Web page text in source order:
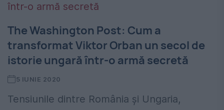
The Washington Post: Cum a
transformat Viktor Orban un secol de
istorie ungară într-o armă secretă
5 IUNIE 2020
Tensiunile dintre România și Ungaria,